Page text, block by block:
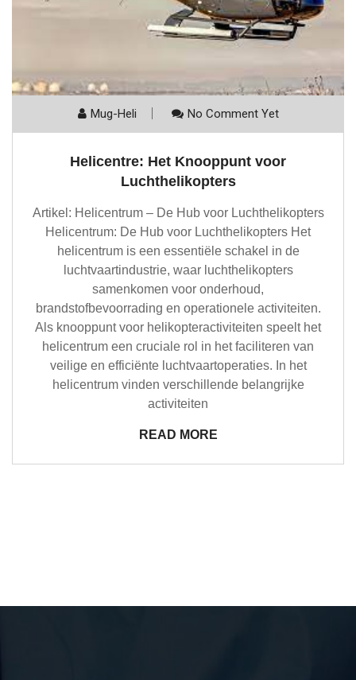
Mug-Heli No Comment Yet
Helicentre: Het Knooppunt voor
Luchthelikopters
Artikel: Helicentrum – De Hub voor Luchthelikopters
Helicentrum: De Hub voor Luchthelikopters Het
helicentrum is een essentiële schakel in de
luchtvaartindustrie, waar luchthelikopters
samenkomen voor onderhoud,
brandstofbevoorrading en operationele activiteiten.
Als knooppunt voor helikopteractiviteiten speelt het
helicentrum een cruciale rol in het faciliteren van
veilige en efficiënte luchtvaartoperaties. In het
helicentrum vinden verschillende belangrijke
activiteiten
READ MORE